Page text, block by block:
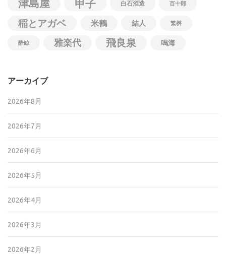
津島屋 甲子 白石酒造 百十郎
稲とアガベ 米鶴 結人 繁桝
酔鯨 雅楽代 飛良泉 鳴海
アーカイブ
2026年8月
2026年7月
2026年6月
2026年5月
2026年4月
2026年3月
2026年2月